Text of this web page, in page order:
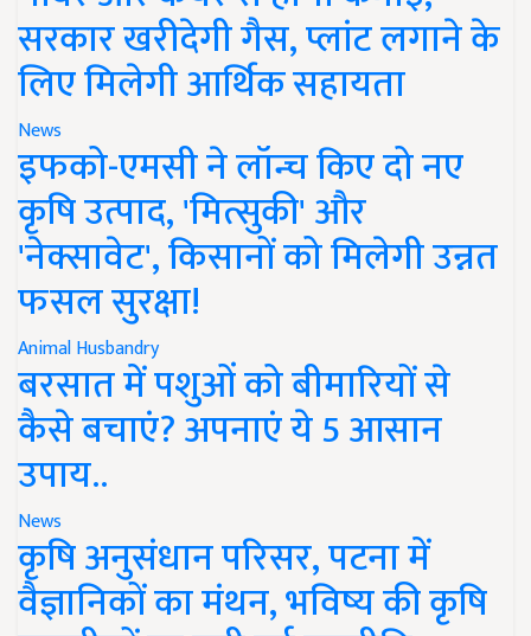
सरकार खरीदेगी गैस, प्लांट लगाने के
लिए मिलेगी आर्थिक सहायता
News
इफको-एमसी ने लॉन्च किए दो नए
कृषि उत्पाद, 'मित्सुकी' और
'नेक्सावेट', किसानों को मिलेगी उन्नत
फसल सुरक्षा!
Animal Husbandry
बरसात में पशुओं को बीमारियों से
कैसे बचाएं? अपनाएं ये 5 आसान
उपाय..
News
कृषि अनुसंधान परिसर, पटना में
वैज्ञानिकों का मंथन, भविष्य की कृषि